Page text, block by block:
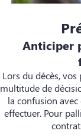
Anticiper
Lors du décès,
multitude de
la confusion
effectuer. Pour